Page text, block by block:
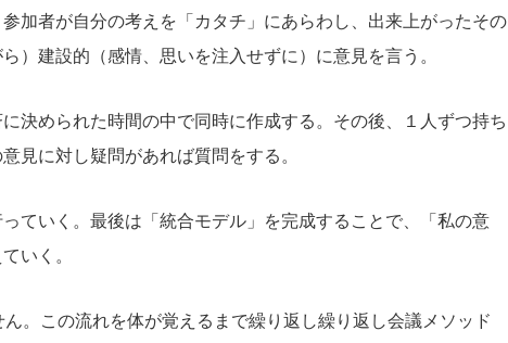
加者が自分の考えを「カタチ」にあらわし、出来上がったその
）建設的（感情、思いを注入せずに）に意見を言う。
決められた時間の中で同時に作成する。その後、１人ずつ持ち
見に対し疑問があれば質問をする。
ていく。最後は「統合モデル」を完成することで、「私の意
いく。
。この流れを体が覚えるまで繰り返し繰り返し会議メソッド